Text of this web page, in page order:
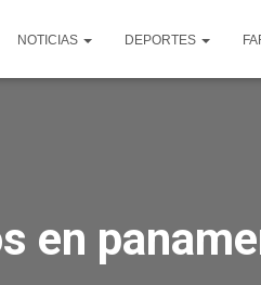
NOTICIAS DEPORTES
en